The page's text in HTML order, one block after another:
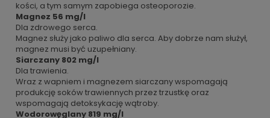
kości, a tym samym zapobiega osteoporozie.
Magnez 56 mg/l
Dla zdrowego serca.
Magnez służy jako paliwo dla serca. Aby dobrze nam służył,
magnez musi być uzupełniany.
Siarczany 802 mg/l
Dla trawienia.
Wraz z wapniem i magnezem siarczany wspomagają
produkcję soków trawiennych przez trzustkę oraz
wspomagają detoksykację wątroby.
Wodorowęglany 819 mg/l